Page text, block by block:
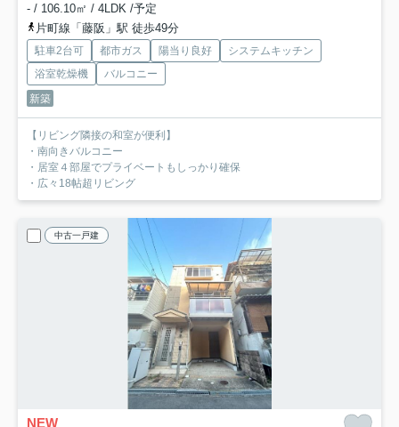
- / 106.10㎡ / 4LDK /予定
片町線「藤阪」駅 徒歩49分
駐車2台可 都市ガス 陽当り良好
システムキッチン
浴室乾燥機
バルコニー
新築
【リビング隣接の和室が便利】
・南向きバルコニー
・居室４部屋でプライベートもしっかり確保
・広々18帖超リビング
中古一戸建
NEW